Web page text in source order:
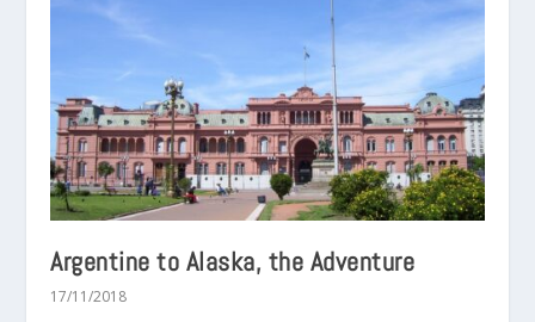
Argentine to Alaska, the Adventure
17/11/2018